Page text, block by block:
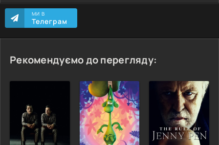
МИ В
Телеграм
Рекомендуємо до перегляду: